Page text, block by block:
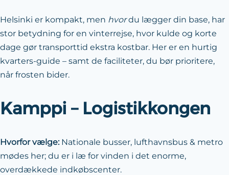
Helsinki er kompakt, men hvordu lægger din base, har
stor betydning for en vinterrejse, hvor kulde og korte
dage gør transporttid ekstra kostbar. Her er en hurtig
kvarters-guide – samt de faciliteter, du bør prioritere,
når frosten bider.
Kamppi – Logistikkongen
Hvorfor vælge:Nationale busser, lufthavnsbus & metro
mødes her; du er i læ for vinden i det enorme,
overdækkede indkøbscenter.